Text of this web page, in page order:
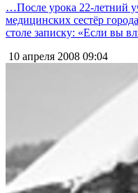
…После урока 22-летний
медицинских сестёр
столе записку: «Если вы
10 апреля 2008 09:04